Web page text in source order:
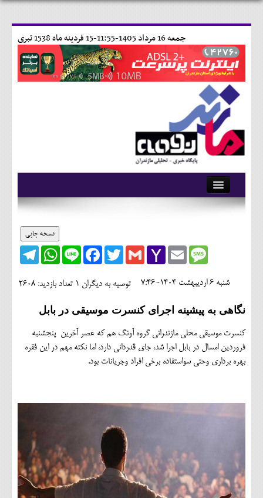
15 فردينه ماه 1538 تبری جمعه 16 مرداد 1405-11:55-
آرشیو
وبلاگ
حقوقی
محیط زیست و گردشگری
اقتصادی
خانه
نسخه چاپی
Telegram
WhatsApp Line
FacebookTwitterGmailYahoo
Mail
EmailMessage
تعداد بازدید: 2608 توصیه به دیگران 1 شنبه 6 ارديبهشت 1404-7:46
نگاهی به پیشینه اجرای کنسرت موسیقی در بابل
کنسرت موسیقی محلی مازندرانی گروه آونگ هم که عصر آخرین پنجشنبه
فروردین امسال در بابل اجرا شد، جای قدردانی دارد، اما نکته مهم در این فقره
بهره برداری وحتی سواستفاده برخی افراد وجریانات بود.